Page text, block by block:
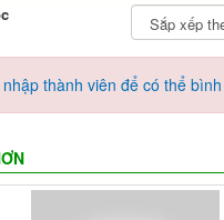
thành viên để có thể